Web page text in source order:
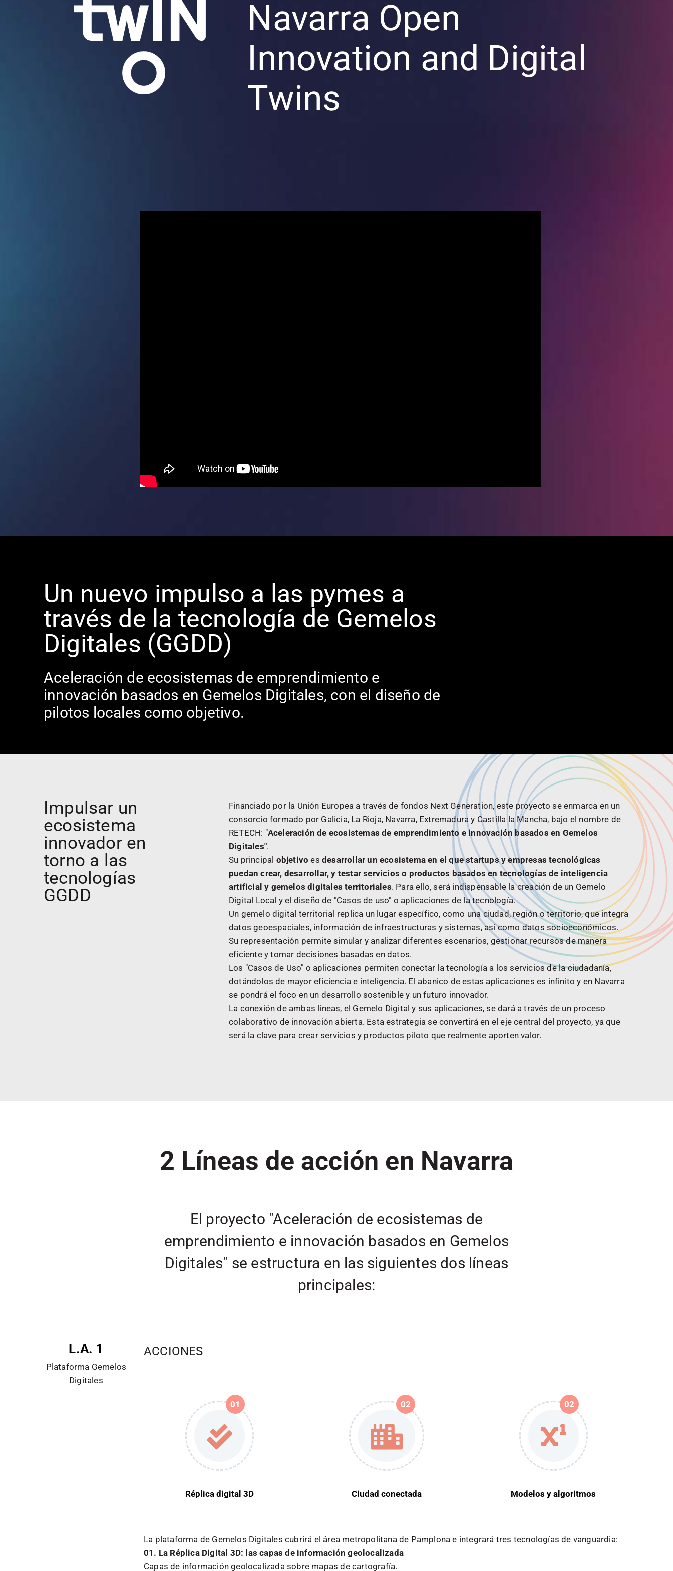
Navarra Open
Innovation and Digital
Twins
Un nuevo impulso a las pymes a
través de la tecnología de Gemelos
Digitales (GGDD)
Aceleración de ecosistemas de emprendimiento e
innovación basados en Gemelos Digitales, con el diseño de
pilotos locales como objetivo.
Impulsar un
ecosistema
innovador en
torno a las
tecnologías
GGDD
Financiado por la Unión Europea a través de fondos Next Generation, este proyecto se enmarca en un
consorcio formado por Galicia, La Rioja, Navarra, Extremadura y Castilla la Mancha, bajo el nombre de
RETECH: "Aceleración de ecosistemas de emprendimiento e innovación basados en Gemelos
Digitales".
Su principal objetivo esdesarrollar un ecosistema en el que startups y empresas tecnológicas
puedan crear, desarrollar, y testar servicios o productos basados en tecnologías de inteligencia
artificial y gemelos digitales territoriales. Para ello, será indispensable la creación de un Gemelo
Digital Local y el diseño de "Casos de uso" o aplicaciones de la tecnología.
Un gemelo digital territorial replica un lugar específico, como una ciudad, región o territorio, que integra
datos geoespaciales, información de infraestructuras y sistemas, así como datos socioeconómicos.
Su representación permite simular y analizar diferentes escenarios, gestionar recursos de manera
eficiente y tomar decisiones basadas en datos.
Los "Casos de Uso" o aplicaciones permiten conectar la tecnología a los servicios de la ciudadanía,
dotándolos de mayor eficiencia e inteligencia. El abanico de estas aplicaciones es infinito y en Navarra
se pondrá el foco en un desarrollo sostenible y un futuro innovador.
La conexión de ambas líneas, el Gemelo Digital y sus aplicaciones, se dará a través de un proceso
colaborativo de innovación abierta. Esta estrategia se convertirá en el eje central del proyecto, ya que
será la clave para crear servicios y productos piloto que realmente aporten valor.
2 Líneas de acción en Navarra
El proyecto "Aceleración de ecosistemas de
emprendimiento e innovación basados en Gemelos
Digitales" se estructura en las siguientes dos líneas
principales:
L.A. 1
Plataforma Gemelos
Digitales
ACCIONES
01
Réplica digital 3D
02
Ciudad conectada
02
Modelos y algoritmos
La plataforma de Gemelos Digitales cubrirá el área metropolitana de Pamplona e integrará tres tecnologías de vanguardia:
01. La Réplica Digital 3D: las capas de información geolocalizada
Capas de información geolocalizada sobre mapas de cartografía.